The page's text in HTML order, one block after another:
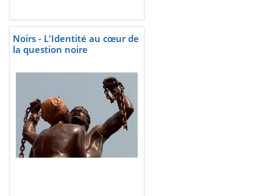
Noirs - L'Identité au cœur de
la question noire